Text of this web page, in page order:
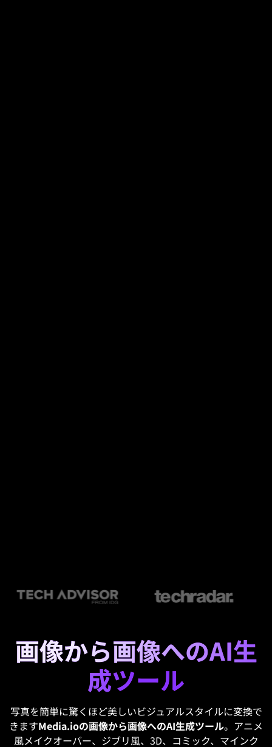
画像から画像へのAI生
成ツール
写真を簡単に驚くほど美しいビジュアルスタイルに変換で
きますMedia.ioの画像から画像へのAI生成ツール。アニメ
風メイクオーバー、ジブリ風、3D、コミック、マインク